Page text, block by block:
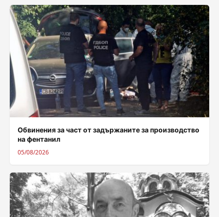
Обвинения за част от задържаните за производство
на фентанил
05/08/2026